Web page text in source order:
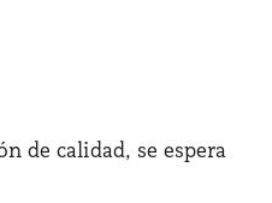
de calidad, se espera